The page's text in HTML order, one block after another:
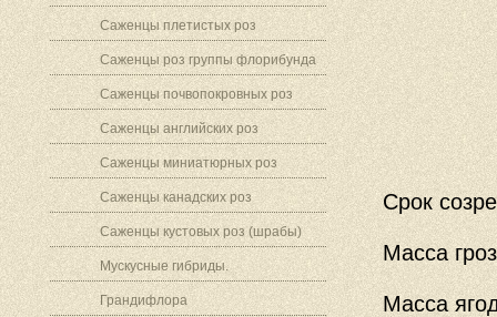
Саженцы плетистых роз
Саженцы роз группы флорибунда
Саженцы почвопокровных роз
Саженцы английских роз
Саженцы миниатюрных роз
Саженцы канадских роз
Саженцы кустовых роз (шрабы)
Мускусные гибриды.
Грандифлора
Срок
Масса
Масса